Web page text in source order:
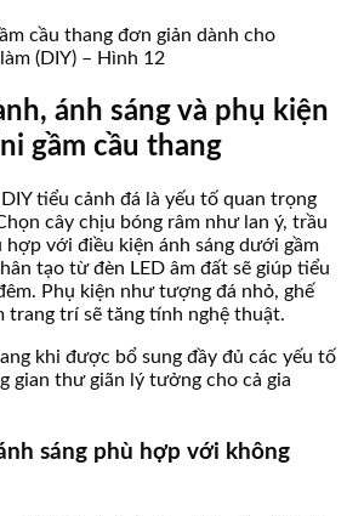
cầu thang đơn giản dành cho
(DIY) – Hình 12
ánh sáng và phụ kiện
gầm cầu thang
tiểu cảnh đá là yếu tố quan trọng
cây chịu bóng râm như lan ý, trầu
hợp với điều kiện ánh sáng dưới gầm
tạo từ đèn LED âm đất sẽ giúp tiểu
Phụ kiện như tượng đá nhỏ, ghế
trang trí sẽ tăng tính nghệ thuật.
khi được bổ sung đầy đủ các yếu tố
gian thư giãn lý tưởng cho cả gia
sáng phù hợp với không